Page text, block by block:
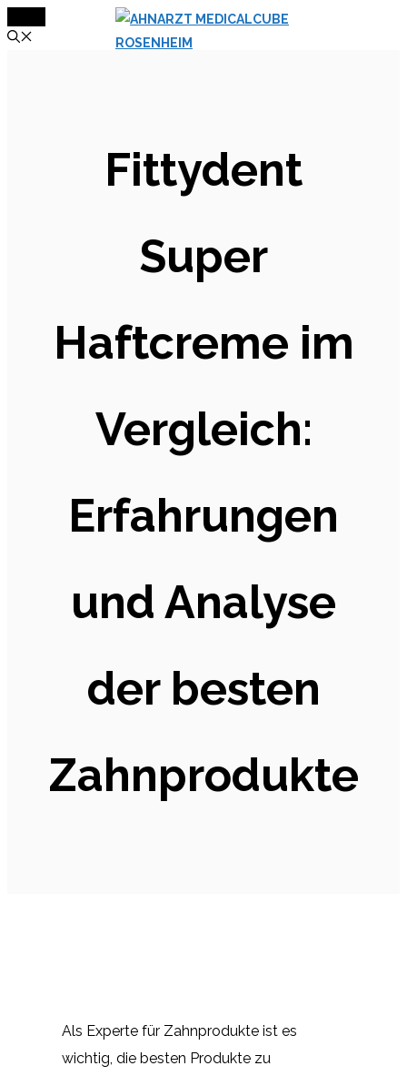
Inhalt
Fittydent
Super
Haftcreme im
Vergleich:
Erfahrungen
und Analyse
der besten
Zahnprodukte
Als Experte für Zahnprodukte ist es
wichtig, die besten Produkte zu